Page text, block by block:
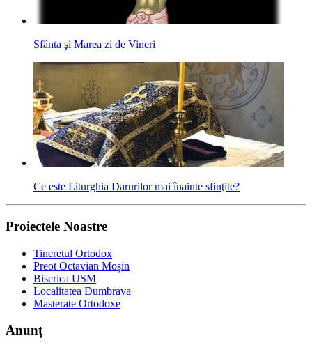
Sfânta şi Marea zi de Vineri
Ce este Liturghia Darurilor mai înainte sfinţite?
Proiectele Noastre
Tineretul Ortodox
Preot Octavian Moșin
Biserica USM
Localitatea Dumbrava
Masterate Ortodoxe
Anunț